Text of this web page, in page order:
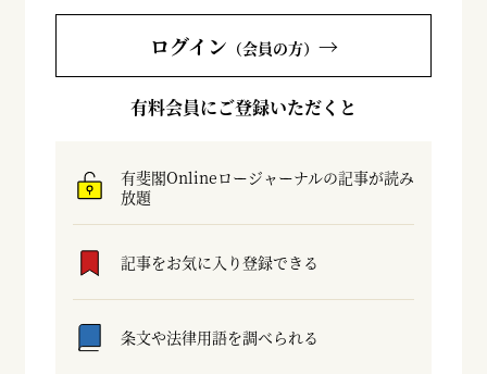
ログイン （会員の方） →
有料会員にご登録いただくと
有斐閣Onlineロージャーナルの記事が読み
放題
記事をお気に入り登録できる
条文や法律用語を調べられる